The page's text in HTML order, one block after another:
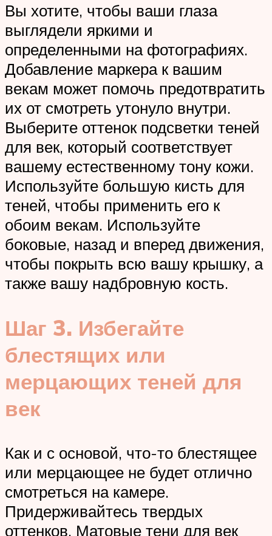
Вы хотите, чтобы ваши глаза
выглядели яркими и
определенными на фотографиях.
Добавление маркера к вашим
векам может помочь предотвратить
их от смотреть утонуло внутри.
Выберите оттенок подсветки теней
для век, который соответствует
вашему естественному тону кожи.
Используйте большую кисть для
теней, чтобы применить его к
обоим векам. Используйте
боковые, назад и вперед движения,
чтобы покрыть всю вашу крышку, а
также вашу надбровную кость.
Шаг 3. Избегайте
блестящих или
мерцающих теней для
век
Как и с основой, что-то блестящее
или мерцающее не будет отлично
смотреться на камере.
Придерживайтесь твердых
оттенков. Матовые тени для век